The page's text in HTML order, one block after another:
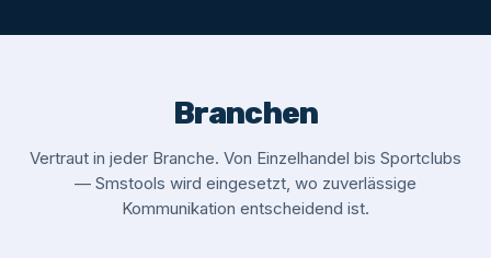
Branchen
Vertraut in jeder Branche. Von Einzelhandel bis Sportclubs
— Smstools wird eingesetzt, wo zuverlässige
Kommunikation entscheidend ist.